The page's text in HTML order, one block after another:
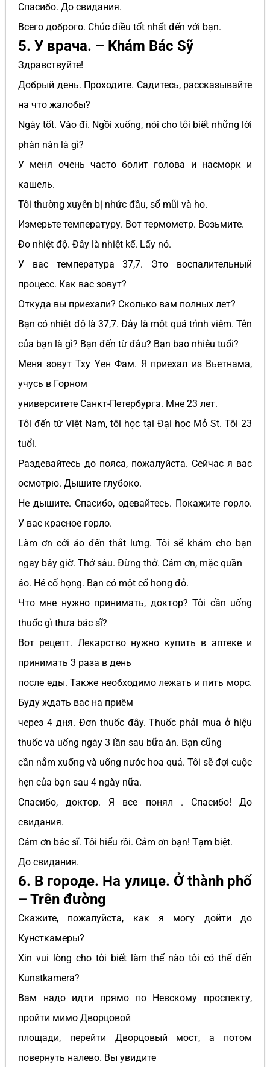
Спасибо. До свидания.
Всего доброго. Chúc điều tốt nhất đến với bạn.
5. У врача. – Khám Bác Sỹ
Здравствуйте!
Добрый день. Проходите. Садитесь, рассказывайте
на что жалобы?
Ngày tốt. Vào đi. Ngồi xuống, nói cho tôi biết những lời
phàn nàn là gì?
У меня очень часто болит голова и насморк и
кашель.
Tôi thường xuyên bị nhức đầu, sổ mũi và ho.
Измерьте температуру. Вот термометр. Возьмите.
Đo nhiệt độ. Đây là nhiệt kế. Lấy nó.
У вас температура 37,7. Это воспалительный
процесс. Как вас зовут?
Откуда вы приехали? Сколько вам полных лет?
Bạn có nhiệt độ là 37,7. Đây là một quá trình viêm. Tên
của bạn là gì? Bạn đến từ đâu? Bạn bao nhiêu tuổi?
Меня зовут Txy Yен Фам. Я приехал из Вьетнама,
учусь в Горном
университете Санкт-Петербурга. Мне 23 лет.
Tôi đến từ Việt Nam, tôi học tại Đại học Mỏ St. Tôi 23
tuổi.
Раздевайтесь до пояса, пожалуйста. Сейчас я вас
осмотрю. Дышите глубоко.
Не дышите. Спасибо, одевайтесь. Покажите горло.
У вас красное горло.
Làm ơn cởi áo đến thắt lưng. Tôi sẽ khám cho bạn
ngay bây giờ. Thở sâu. Đừng thở. Cảm ơn, mặc quần
áo. Hé cổ họng. Bạn có một cổ họng đỏ.
Что мне нужно принимать, доктор? Tôi cần uống
thuốc gì thưa bác sĩ?
Вот рецепт. Лекарство нужно купить в аптеке и
принимать 3 раза в день
после еды. Также необходимо лежать и пить морс.
Буду ждать вас на приём
через 4 дня. Đơn thuốc đây. Thuốc phải mua ở hiệu
thuốc và uống ngày 3 lần sau bữa ăn. Bạn cũng
cần nằm xuống và uống nước hoa quả. Tôi sẽ đợi cuộc
hẹn của bạn sau 4 ngày nữa.
Спасибо, доктор. Я все понял . Спасибо! До
свидания.
Cảm ơn bác sĩ. Tôi hiểu rồi. Cảm ơn bạn! Tạm biệt.
До свидания.
6. В городе. На улице. Ở thành phố
– Trên đường
Скажите, пожалуйста, как я могу дойти до
Кунсткамеры?
Xin vui lòng cho tôi biết làm thế nào tôi có thể đến
Kunstkamera?
Вам надо идти прямо по Невскому проспекту,
пройти мимо Дворцовой
площади, перейти Дворцовый мост, а потом
повернуть налево. Вы увидите